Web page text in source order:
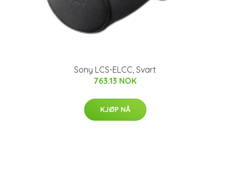
Sony LCS-ELCC, Svart
763.13 NOK
KJØP NÅ